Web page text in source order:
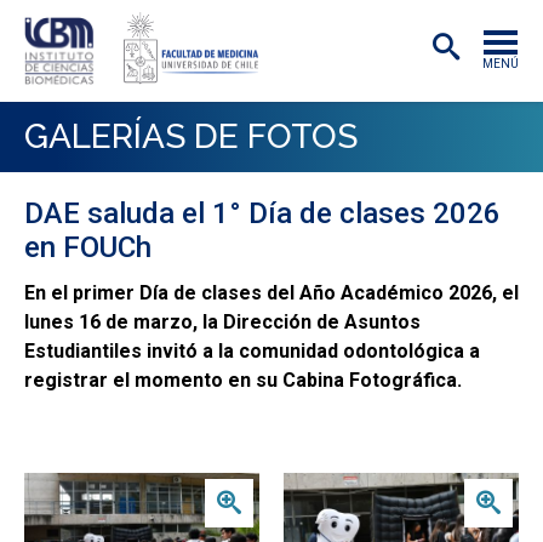
MENÚ
INSTITUTO
ACADÉMICAS/OS
INVESTIGACIÓN
POSTGRADO
PUBLICACIONES
GALERÍAS DE FOTOS
DAE saluda el 1° Día de clases 2026
en FOUCh
En el primer Día de clases del Año Académico 2026, el
lunes 16 de marzo, la Dirección de Asuntos
Estudiantiles invitó a la comunidad odontológica a
registrar el momento en su Cabina Fotográfica.
Zoom Zoom